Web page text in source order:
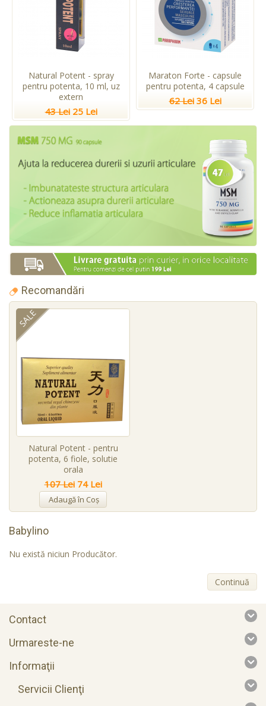
Natural Potent - spray
pentru potenta, 10 ml, uz
extern
43 Lei 25 Lei
Maraton Forte - capsule
pentru potenta, 4 capsule
62 Lei 36 Lei
Recomandări
SALE
Adaugă în Coş
Natural Potent - pentru
potenta, 6 fiole, solutie
orala
107 Lei 74 Lei
Babylino
Nu există niciun Producător.
Continuă
Contact
Urmareste-ne
Informaţii
Servicii Clienţi